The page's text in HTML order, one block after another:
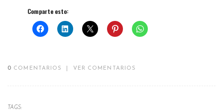
Comparte esto:
0 COMENTARIOS VER COMENTARIOS
TAGS: